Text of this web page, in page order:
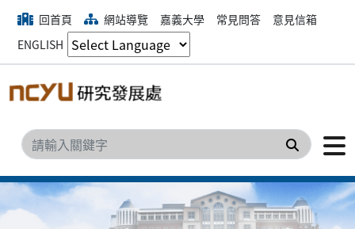
回首頁 網站導覽 嘉義大學 常見問答
意見信箱
ENGLISH
搜尋